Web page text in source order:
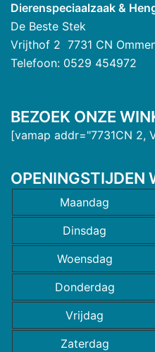
Dierenspeciaalzaak &
De Beste Stek
Vrijthof 2 7731 CN
Telefoon: 0529 454972
BEZOEK ONZE
[vamap addr="7731CN 2,
OPENINGSTIJDEN
Maandag
Dinsdag
Woensdag
Donderdag
Vrijdag
Zaterdag